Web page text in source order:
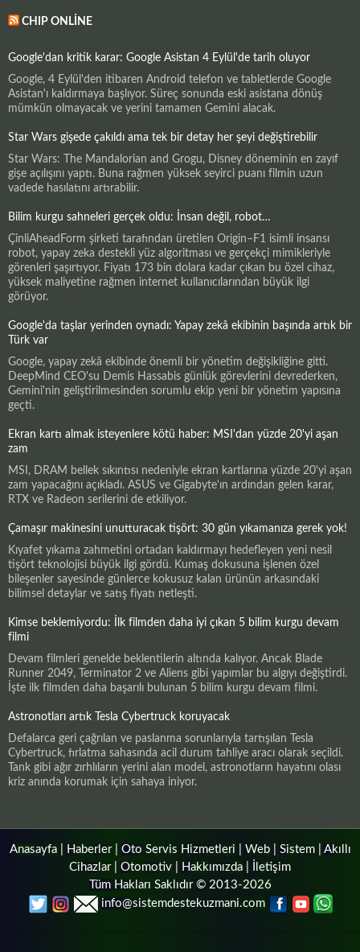
CHIP ONLINE
Google'dan kritik karar: Google Asistan 4 Eylül'de tarih oluyor
Google, 4 Eylül'den itibaren Android telefon ve tabletlerde Google
Asistan'ı kaldırmaya başlıyor. Süreç sonunda eski asistana dönüş
mümkün olmayacak ve yerini tamamen Gemini alacak.
Star Wars gişede çakıldı ama tek bir detay her şeyi değiştirebilir
Star Wars: The Mandalorian and Grogu, Disney döneminin en zayıf
gişe açılışını yaptı. Buna rağmen yüksek seyirci puanı filmin uzun
vadede hasılatını artırabilir.
Bilim kurgu sahneleri gerçek oldu: İnsan değil, robot…
ÇinliAheadForm şirketi tarafından üretilen Origin–F1 isimli insansı
robot, yapay zeka destekli yüz algoritması ve gerçekçi mimikleriyle
görenleri şaşırtıyor. Fiyatı 173 bin dolara kadar çıkan bu özel cihaz,
yüksek maliyetine rağmen internet kullanıcılarından büyük ilgi
görüyor.
Google'da taşlar yerinden oynadı: Yapay zekâ ekibinin başında artık bir
Türk var
Google, yapay zekâ ekibinde önemli bir yönetim değişikliğine gitti.
DeepMind CEO'su Demis Hassabis günlük görevlerini devrederken,
Gemini'nin geliştirilmesinden sorumlu ekip yeni bir yönetim yapısına
geçti.
Ekran kartı almak isteyenlere kötü haber: MSI'dan yüzde 20'yi aşan
zam
MSI, DRAM bellek sıkıntısı nedeniyle ekran kartlarına yüzde 20'yi aşan
zam yapacağını açıkladı. ASUS ve Gigabyte'ın ardından gelen karar,
RTX ve Radeon serilerini de etkiliyor.
Çamaşır makinesini unutturacak tişört: 30 gün yıkamanıza gerek yok!
Kıyafet yıkama zahmetini ortadan kaldırmayı hedefleyen yeni nesil
tişört teknolojisi büyük ilgi gördü. Kumaş dokusuna işlenen özel
bileşenler sayesinde günlerce kokusuz kalan ürünün arkasındaki
bilimsel detaylar ve satış fiyatı netleşti.
Kimse beklemiyordu: İlk filmden daha iyi çıkan 5 bilim kurgu devam
filmi
Devam filmleri genelde beklentilerin altında kalıyor. Ancak Blade
Runner 2049, Terminator 2 ve Aliens gibi yapımlar bu algıyı değiştirdi.
İşte ilk filmden daha başarılı bulunan 5 bilim kurgu devam filmi.
Astronotları artık Tesla Cybertruck koruyacak
Defalarca geri çağrılan ve paslanma sorunlarıyla tartışılan Tesla
Cybertruck, fırlatma sahasında acil durum tahliye aracı olarak seçildi.
Tank gibi ağır zırhlıların yerini alan model, astronotların hayatını olası
kriz anında korumak için sahaya iniyor.
Anasayfa| Haberler| Oto Servis Hizmetleri Web| Sistem| Akıllı
Cihazlar| Otomotiv Hakkımızda
İletişim
Tüm Hakları Saklıdır © 2013-2026
info@sistemdestekuzmani.com